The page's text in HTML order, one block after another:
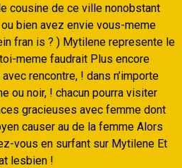
cousine de ce ville nonobstant
bien avez envie vous-meme
fran is ? ) Mytilene represente le
meme faudrait Plus encore
rencontre, ! dans n’importe
ou noir, ! chacun pourra visiter
gracieuses avec femme dont
causer au de la femme Alors
vous en surfant sur Mytilene Et
lesbien !